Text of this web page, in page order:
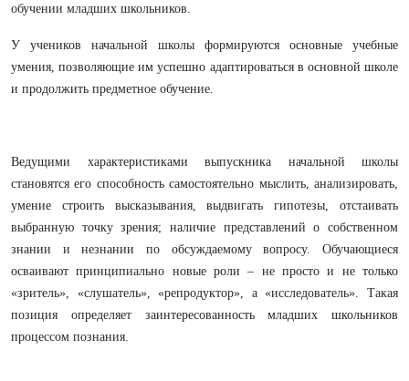
обучении младших школьников.
У учеников начальной школы формируются основные учебные
умения, позволяющие им успешно адаптироваться в основной школе
и продолжить предметное обучение.
Ведущими характеристиками выпускника начальной школы
становятся его способность самостоятельно мыслить, анализировать,
умение строить высказывания, выдвигать гипотезы, отстаивать
выбранную точку зрения; наличие представлений о собственном
знании и незнании по обсуждаемому вопросу. Обучающиеся
осваивают принципиально новые роли – не просто и не только
«зритель», «слушатель», «репродуктор», а «исследователь». Такая
позиция определяет заинтересованность младших школьников
процессом познания.